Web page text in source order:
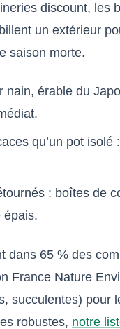
discount, les
un extérieur
saison morte.
nain, érable du
qu’un pot isolé
: boîtes de
épais.
dans 65 % des
France Nature
succulentes) pour
robustes, notre